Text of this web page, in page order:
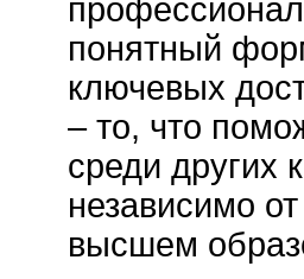
понятный
ключевых
– то, что
среди других
независимо
высшем